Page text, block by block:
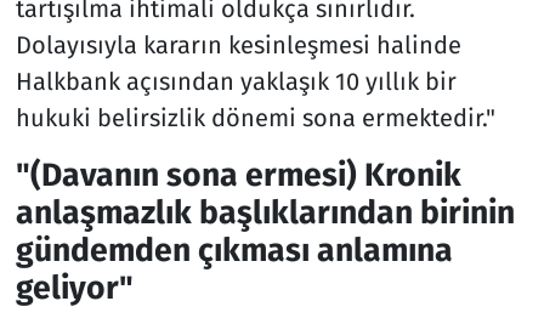
tartışılma ihtimali oldukça sınırlıdır.
Dolayısıyla kararın kesinleşmesi halinde
Halkbank açısından yaklaşık 10 yıllık bir
hukuki belirsizlik dönemi sona ermektedir."
"(Davanın sona ermesi) Kronik
anlaşmazlık başlıklarından birinin
gündemden çıkması anlamına
geliyor"